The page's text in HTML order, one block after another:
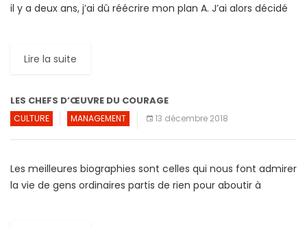
il y a deux ans, j’ai dû réécrire mon plan A. J’ai alors décidé
Lire la suite
LES CHEFS D’ŒUVRE DU COURAGE
CULTURE MANAGEMENT 13 décembre 2018
Les meilleures biographies sont celles qui nous font admirer
la vie de gens ordinaires partis de rien pour aboutir à